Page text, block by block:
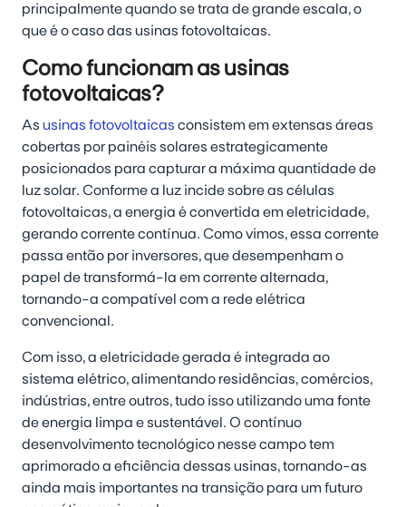
principalmente quando se trata de grande escala, o
que é o caso das usinas fotovoltaicas.
Como funcionam as usinas
fotovoltaicas?
As usinas fotovoltaicas consistem em extensas áreas
cobertas por painéis solares estrategicamente
posicionados para capturar a máxima quantidade de
luz solar. Conforme a luz incide sobre as células
fotovoltaicas, a energia é convertida em eletricidade,
gerando corrente contínua. Como vimos, essa corrente
passa então por inversores, que desempenham o
papel de transformá-la em corrente alternada,
tornando-a compatível com a rede elétrica
convencional.
Com isso, a eletricidade gerada é integrada ao
sistema elétrico, alimentando residências, comércios,
indústrias, entre outros, tudo isso utilizando uma fonte
de energia limpa e sustentável. O contínuo
desenvolvimento tecnológico nesse campo tem
aprimorado a eficiência dessas usinas, tornando-as
ainda mais importantes na transição para um futuro